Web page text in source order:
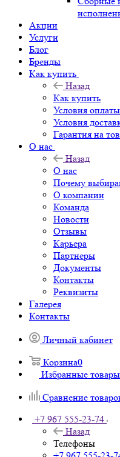
Акции
Услуги
Блог
Бренды
Как купить
Назад
Как купить
Условия оплаты
Условия
Гарантия на
О нас
Назад
О нас
Почему
О компании
Команда
Новости
Отзывы
Карьера
Партнеры
Документы
Контакты
Реквизиты
Галерея
Контакты
Личный кабинет
Корзина0
Избранные товары
Сравнение
+7 967 555-23-74
Назад
Телефоны